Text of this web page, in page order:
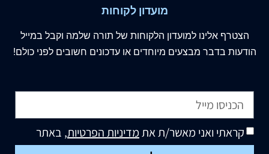
מועדון לקוחות
הצטרף אלינו למועדון הלקוחות של תורה שלמה וקבל במייל
הודעות בדבר מבצעים מיוחדים או עדכונים חשובים לפני כולם!
קראתי ואני מאשר/ת אתמדיניות הפרטיות, באתר